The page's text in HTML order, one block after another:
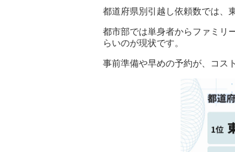
都道府県別引越し依頼数では、
都市部では単身者からファミリ
らいのが現状です。
事前準備や早めの予約が、コス